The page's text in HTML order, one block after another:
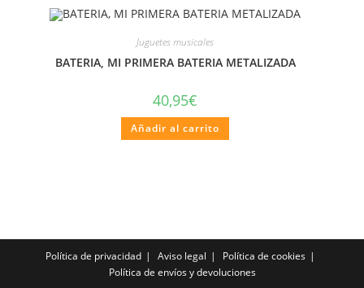
Juguetes musicales
BATERIA, MI PRIMERA BATERIA METALIZADA
40,95€
Añadir al carrito
Política de privacidad Aviso legal
Política de cookies
Política de envíos y devoluciones